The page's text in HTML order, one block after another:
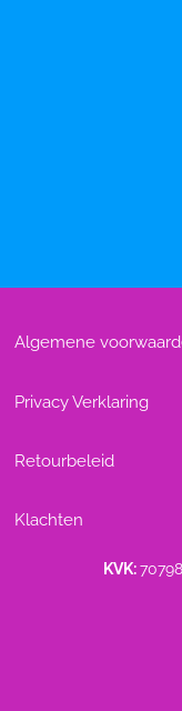
Algemene
Privacy Verklaring
Retourbeleid
Klachten
KVK: